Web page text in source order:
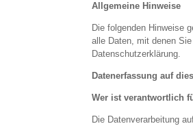
Allgemeine Hinweise
Die folgenden Hinweise
alle Daten, mit denen
Datenschutzerklärung.
Datenerfassung auf
Wer ist verantwortlich
Die Datenverarbeitung